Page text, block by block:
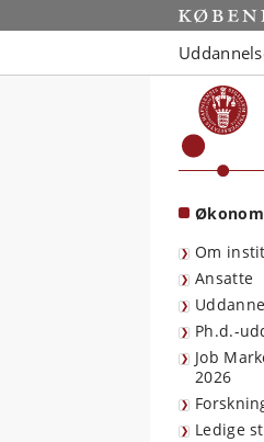
Start
Om
Ansatte
Ph.d.-
Job
2026
Ledige